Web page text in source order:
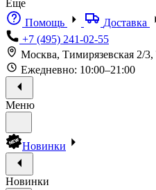
Еще
Помощь
Доставка
+7 (495) 241-02-55
Москва, Тимирязевская 2/
Ежедневно: 10:00–21:00
Меню
Новинки
Новинки